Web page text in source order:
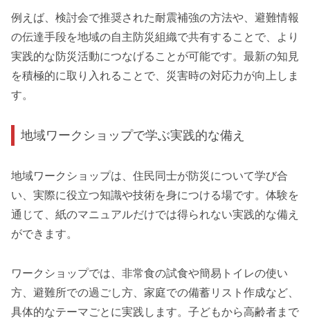
例えば、検討会で推奨された耐震補強の方法や、避難情報
の伝達手段を地域の自主防災組織で共有することで、より
実践的な防災活動につなげることが可能です。最新の知見
を積極的に取り入れることで、災害時の対応力が向上しま
す。
地域ワークショップで学ぶ実践的な備え
地域ワークショップは、住民同士が防災について学び合
い、実際に役立つ知識や技術を身につける場です。体験を
通じて、紙のマニュアルだけでは得られない実践的な備え
ができます。
ワークショップでは、非常食の試食や簡易トイレの使い
方、避難所での過ごし方、家庭での備蓄リスト作成など、
具体的なテーマごとに実践します。子どもから高齢者まで